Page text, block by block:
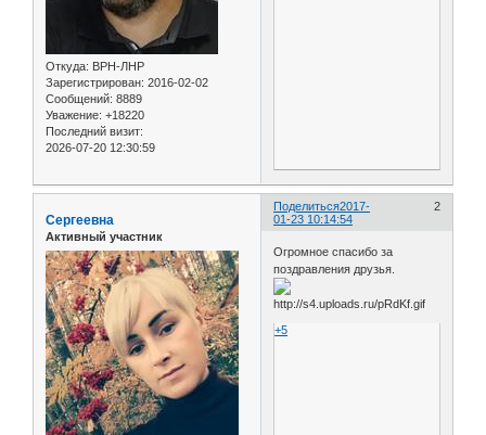
Откуда: ВРН-ЛНР
Зарегистрирован: 2016-02-02
Сообщений: 8889
Уважение: +18220
Последний визит:
2026-07-20 12:30:59
Поделиться 2
2017-
01-23 10:14:54
Сергеевна
Активный участник
Огромное спасибо за
поздравления друзья.
+5